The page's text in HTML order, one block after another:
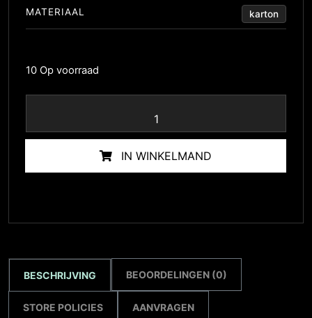
MATERIAAL karton
10 Op voorraad
IN WINKELMAND
BESCHRIJVING BEOORDELINGEN (0)
STORE POLICIES AANVRAGEN